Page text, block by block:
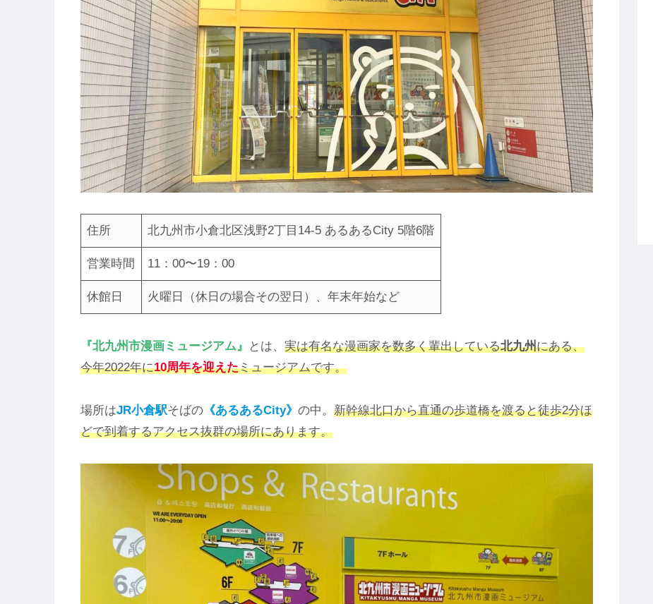
住所 北九州市小倉北区浅野2丁目14-5 あるあるCity 5階6階
営業時間 11：00〜19：00
休館日 火曜日（休日の場合その翌日）、年末年始など
『北九州市漫画ミュージアム』 とは、 実は有名な漫画家を数多く輩出している北九州にある、
今年2022年に10周年を迎えたミュージアムです。
場所はJR小倉駅そばの《あるあるCity》 の中。 新幹線北口から直通の歩道橋を渡ると徒歩2分ほ
どで到着するアクセス抜群の場所にあります。